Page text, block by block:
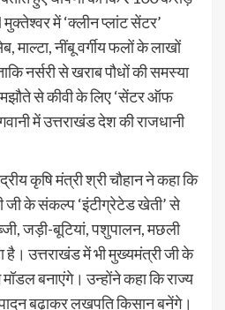
में ‘क्लीन प्लांट सेंटर’
माल्टा, नींबू वर्गीय फलों के लाखों
नर्सरी से खराब पौधों की समस्या
से कीवी के लिए ‘सेंटर ऑफ
में उत्तराखंड देश की राजधानी
कृषि मंत्री श्री चौहान ने कहा कि
जी के संकल्प ‘इंटीग्रेटेड खेती’ से
जड़ी-बूटियां, पशुपालन, मछली
है। उत्तराखंड में भी मुख्यमंत्री जी के
बनाएंगे। उन्होंने कहा कि राज्य
बढ़ाकर लखपति किसान बनेंगे।